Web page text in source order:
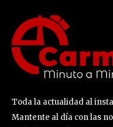
Toda la actualidad al
Mantente al día con las